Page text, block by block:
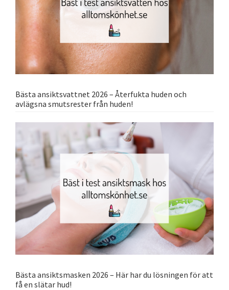
Bästa ansiktsvattnet 2026 – Återfukta huden och
avlägsna smutsrester från huden!
Bästa ansiktsmasken 2026 – Här har du lösningen för att
få en slätar hud!